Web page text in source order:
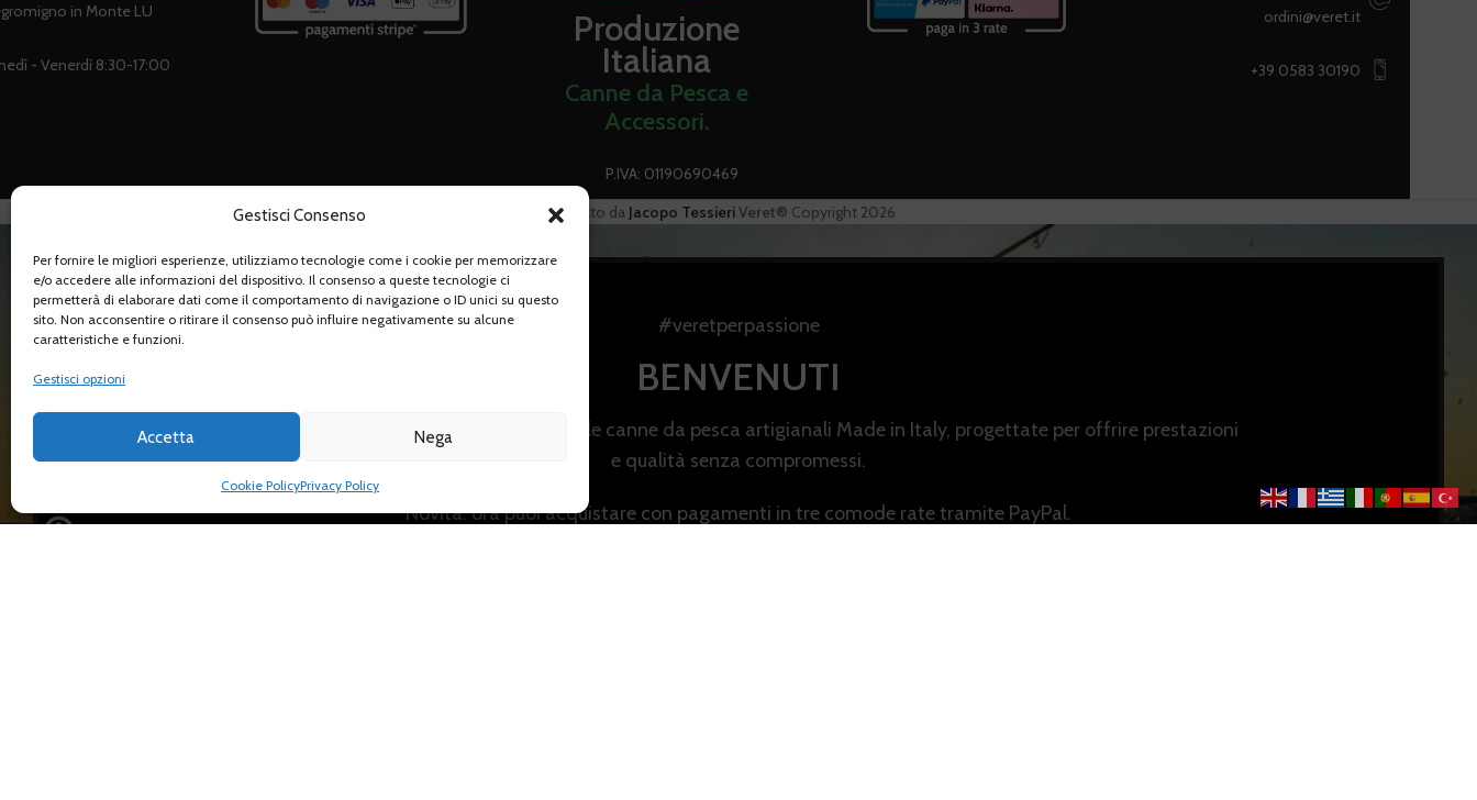
Gestisci Consenso
Per fornire le migliori esperienze, utilizziamo tecnologie come i cookie per memorizzare
e/o accedere alle informazioni del dispositivo. Il consenso a queste tecnologie ci
permetterà di elaborare dati come il comportamento di navigazione o ID unici su questo
sito. Non acconsentire o ritirare il consenso può influire negativamente su alcune
caratteristiche e funzioni.
Gestisci opzioni
Accetta Nega
Cookie PolicyPrivacy Policy
in Monte LU
- Venerdì 8:30-17:00
Produzione
Italiana
Canne da Pesca e
Accessori.
ordini@veret.it
+39 0583 30190
P.IVA: 01190690469
Disegnato e Sviluppato da Jacopo TessieriVeret® Copyright 2026
#veretperpassione
BENVENUTI
Scopri il nostro nuovo spazio dedicato alle canne da pesca artigianali Made in Italy, progettate per offrire prestazioni
e qualità senza compromessi.
Novità: ora puoi acquistare con pagamenti in tre comode rate tramite PayPal.